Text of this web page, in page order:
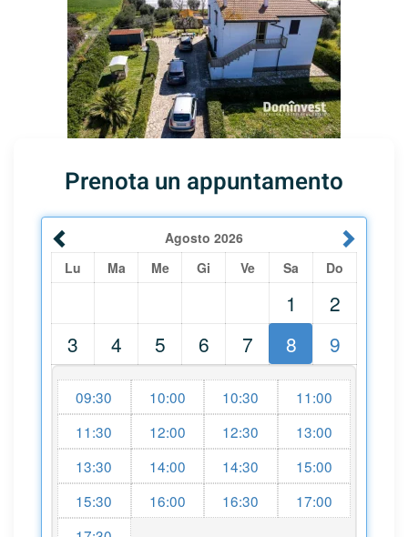
Prenota un appuntamento
Agosto 2026
Lu
Ma Me Gi Ve Sa Do
1
2
3
4 5 6 7 8 9
09:30 10:00 10:30
11:00
11:30
12:00 12:30
13:00
13:30
14:00 14:30
15:00
15:30
16:00 16:30
17:00